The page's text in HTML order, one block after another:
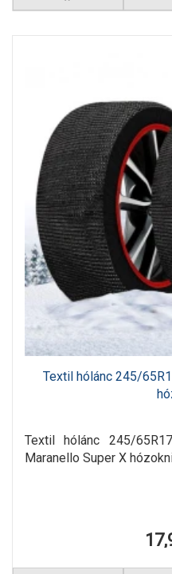
Textil hólánc 245/
Textil hólánc 245/
Maranello Super X